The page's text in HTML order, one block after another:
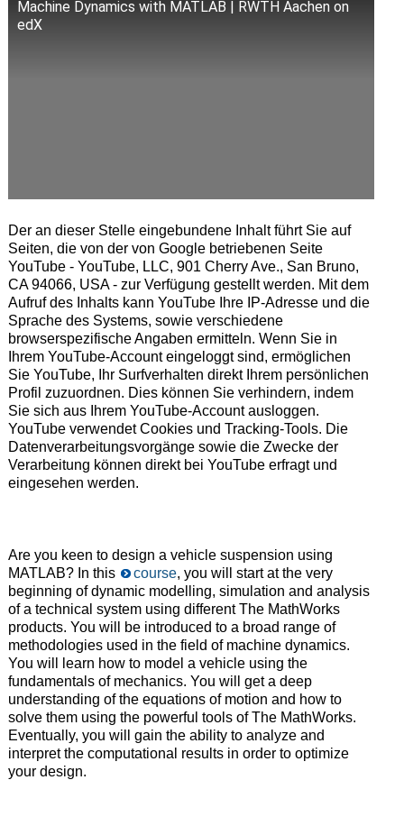
Machine Dynamics with MATLAB | RWTH Aachen on
edX
Der an dieser Stelle eingebundene Inhalt führt Sie auf
Seiten, die von der von Google betriebenen Seite
YouTube - YouTube, LLC, 901 Cherry Ave., San Bruno,
CA 94066, USA - zur Verfügung gestellt werden. Mit dem
Aufruf des Inhalts kann YouTube Ihre IP-Adresse und die
Sprache des Systems, sowie verschiedene
browserspezifische Angaben ermitteln. Wenn Sie in
Ihrem YouTube-Account eingeloggt sind, ermöglichen
Sie YouTube, Ihr Surfverhalten direkt Ihrem persönlichen
Profil zuzuordnen. Dies können Sie verhindern, indem
Sie sich aus Ihrem YouTube-Account ausloggen.
YouTube verwendet Cookies und Tracking-Tools. Die
Datenverarbeitungsvorgänge sowie die Zwecke der
Verarbeitung können direkt bei YouTube erfragt und
eingesehen werden.
Are you keen to design a vehicle suspension using
MATLAB? In this
course, you will start at the very
beginning of dynamic modelling, simulation and analysis
of a technical system using different The MathWorks
products. You will be introduced to a broad range of
methodologies used in the field of machine dynamics.
You will learn how to model a vehicle using the
fundamentals of mechanics. You will get a deep
understanding of the equations of motion and how to
solve them using the powerful tools of The MathWorks.
Eventually, you will gain the ability to analyze and
interpret the computational results in order to optimize
your design.